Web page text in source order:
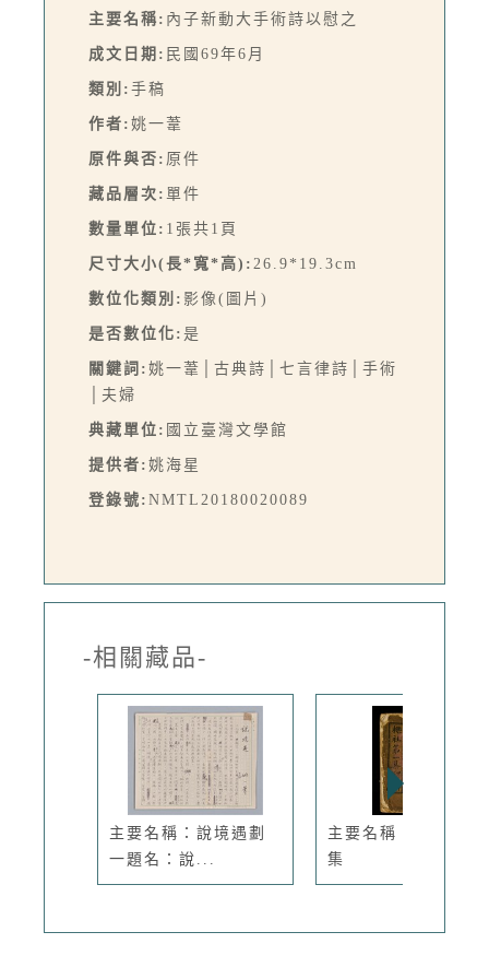
主要名稱: 內子新動大手術詩以慰之
成文日期: 民國69年6月
類別: 手稿
作者: 姚一葦
原件與否: 原件
藏品層次: 單件
數量單位: 1張共1頁
尺寸大小(長*寬*高): 26.9*19.3cm
數位化類別: 影像(圖片)
是否數位化: 是
關鍵詞: 姚一葦│古典詩│七言律詩│手術
│夫婦
典藏單位: 國立臺灣文學館
提供者: 姚海星
登錄號: NMTL20180020089
-相關藏品-
主要名稱：說境遇劃
一題名：說...
主要名稱：櫟社第一
集